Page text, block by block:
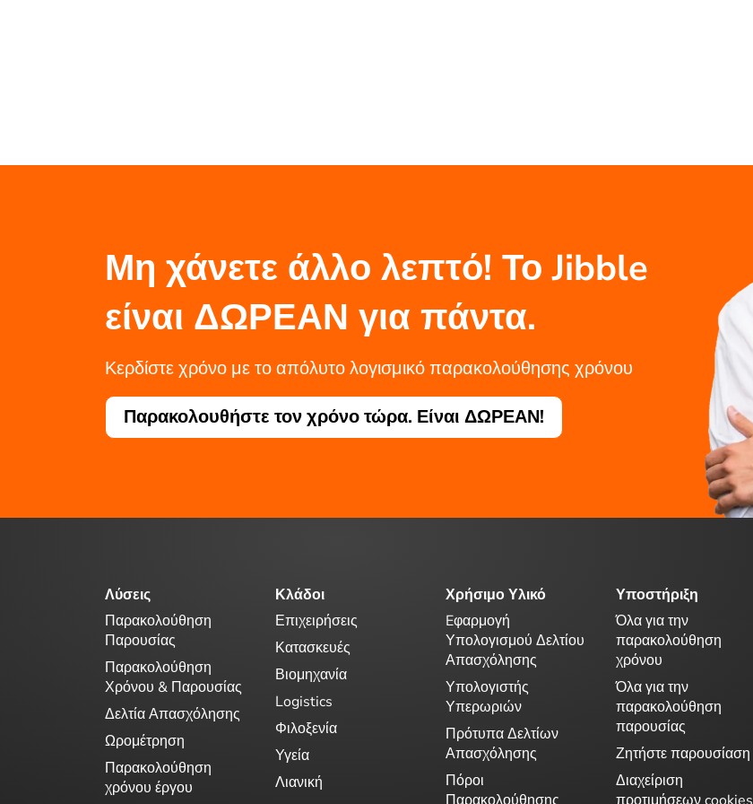
Μη χάνετε άλλο λεπτό! Το Jibble
είναι ΔΩΡΕΑΝ για πάντα.
Κερδίστε χρόνο με το απόλυτο λογισμικό παρακολούθησης χρόνου
Παρακολουθήστε τον χρόνο τώρα. Είναι ΔΩΡΕΑΝ!
Λύσεις
Παρακολούθηση
Παρουσίας
Παρακολούθηση
Χρόνου & Παρουσίας
Δελτία Απασχόλησης
Ωρομέτρηση
Παρακολούθηση
χρόνου έργου
Κλάδοι
Επιχειρήσεις
Κατασκευές
Βιομηχανία
Logistics
Φιλοξενία
Υγεία
Λιανική
Χρήσιμο Υλικό
Eφαρμογή
Υπολογισμού Δελτίου
Απασχόλησης
Υπολογιστής
Υπερωριών
Πρότυπα Δελτίων
Απασχόλησης
Πόροι
Υποστήριξη
Όλα για την
παρακολούθηση
χρόνου
Όλα για την
παρακολούθηση
παρουσίας
Ζητήστε παρουσίαση
Διαχείριση